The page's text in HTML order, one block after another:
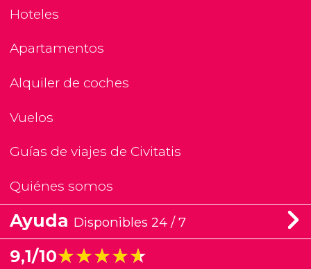
Hoteles
Apartamentos
Alquiler de coches
Vuelos
Guías de viajes de Civitatis
Quiénes somos
Ayuda Disponibles 24 / 7
9,1/10★★★★★
★★★★★